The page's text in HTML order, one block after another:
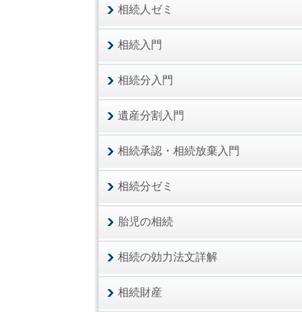
相続人ゼミ
相続入門
相続分入門
遺産分割入門
相続承認・相続放棄入門
相続分ゼミ
胎児の相続
相続の効力法文詳解
相続財産